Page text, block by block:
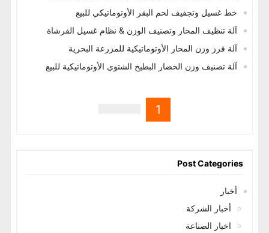
خط غسيل وتجفيف لحم البقر الأوتوماتيكي للبيع
آلة تنظيف المحار وتصنيف الوزن & نظام غسيل الفرشاة
آلة فرز وزن المحار الأوتوماتيكية للمزرعة البحرية
آلة تصنيف وزن الخضار البطيخ الشتوي الأوتوماتيكية للبيع
1
Post Categories
أخبار
أخبار الشركة
اخبار الصناعة